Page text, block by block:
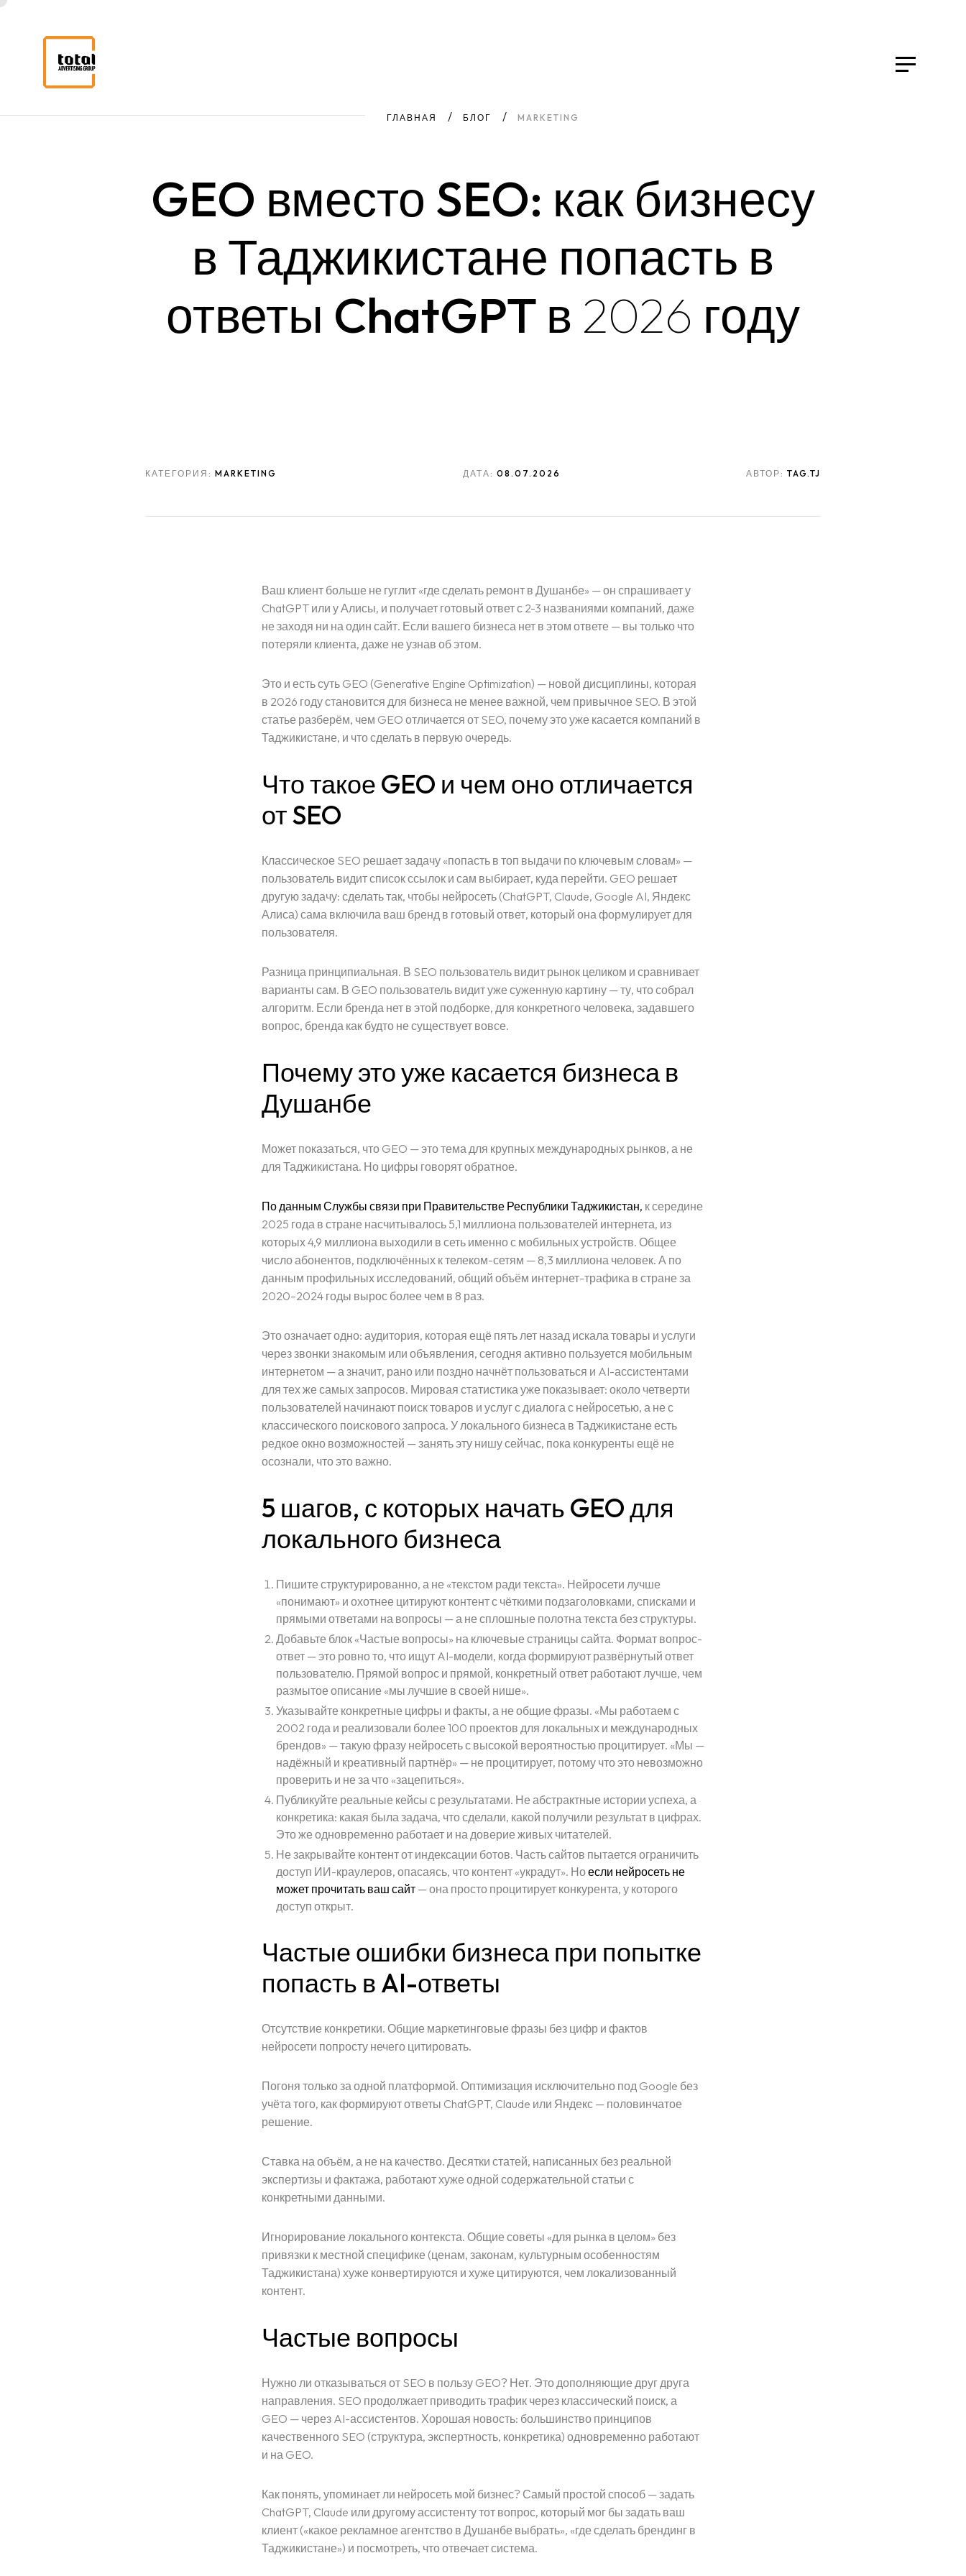
ГЛАВНАЯ БЛОГ MARKETING
GEO вместо SEO: как бизнесу
вТаджикистане попасть в
ответы ChatGPT в 2026 году
КАТЕГОРИЯ: MARKETING ДАТА: 08.07.2026 АВТОР: TAG.TJ
Ваш клиент больше не гуглит «где сделать ремонт в Душанбе» — он спрашивает у
ChatGPT или у Алисы, и получает готовый ответ с 2-3 названиями компаний, даже
не заходя ни на один сайт. Если вашего бизнеса нет в этом ответе — вы только что
потеряли клиента, даже не узнав об этом.
Это и есть суть GEO (Generative Engine Optimization) — новой дисциплины, которая
в 2026 году становится для бизнеса не менее важной, чем привычное SEO. В этой
статье разберём, чем GEO отличается от SEO, почему это уже касается компаний в
Таджикистане, и что сделать в первую очередь.
Что такое GEO и чем оно отличается
от SEO
Классическое SEO решает задачу «попасть в топ выдачи по ключевым словам» —
пользователь видит список ссылок и сам выбирает, куда перейти. GEO решает
другую задачу: сделать так, чтобы нейросеть (ChatGPT, Claude, Google AI, Яндекс
Алиса) сама включила ваш бренд в готовый ответ, который она формулирует для
пользователя.
Разница принципиальная. В SEO пользователь видит рынок целиком и сравнивает
варианты сам. В GEO пользователь видит уже суженную картину — ту, что собрал
алгоритм. Если бренда нет в этой подборке, для конкретного человека, задавшего
вопрос, бренда как будто не существует вовсе.
Почему это уже касается бизнеса в
Душанбе
Может показаться, что GEO — это тема для крупных международных рынков, а не
для Таджикистана. Но цифры говорят обратное.
По данным Службы связи при Правительстве Республики Таджикистан, к середине
2025 года в стране насчитывалось 5,1 миллиона пользователей интернета, из
которых 4,9 миллиона выходили в сеть именно с мобильных устройств. Общее
число абонентов, подключённых к телеком-сетям — 8,3 миллиона человек. А по
данным профильных исследований, общий объём интернет-трафика в стране за
2020–2024 годы вырос более чем в 8 раз.
Это означает одно: аудитория, которая ещё пять лет назад искала товары и услуги
через звонки знакомым или объявления, сегодня активно пользуется мобильным
интернетом — а значит, рано или поздно начнёт пользоваться и AI-ассистентами
для тех же самых запросов. Мировая статистика уже показывает: около четверти
пользователей начинают поиск товаров и услуг с диалога с нейросетью, а не с
классического поискового запроса. У локального бизнеса в Таджикистане есть
редкое окно возможностей — занять эту нишу сейчас, пока конкуренты ещё не
осознали, что это важно.
5 шагов, с которых начать GEO для
локального бизнеса
Пишите структурированно, а не «текстом ради текста». Нейросети лучше
«понимают» и охотнее цитируют контент с чёткими подзаголовками, списками и
прямыми ответами на вопросы — а не сплошные полотна текста без структуры.
Добавьте блок «Частые вопросы» на ключевые страницы сайта. Формат вопрос-
ответ — это ровно то, что ищут AI-модели, когда формируют развёрнутый ответ
пользователю. Прямой вопрос и прямой, конкретный ответ работают лучше, чем
размытое описание «мы лучшие в своей нише».
Указывайте конкретные цифры и факты, а не общие фразы. «Мы работаем с
2002 года и реализовали более 100 проектов для локальных и международных
брендов» — такую фразу нейросеть с высокой вероятностью процитирует. «Мы —
надёжный и креативный партнёр» — не процитирует, потому что это невозможно
проверить и не за что «зацепиться».
Публикуйте реальные кейсы с результатами. Не абстрактные истории успеха, а
конкретика: какая была задача, что сделали, какой получили результат в цифрах.
Это же одновременно работает и на доверие живых читателей.
Не закрывайте контент от индексации ботов. Часть сайтов пытается ограничить
доступ ИИ-краулеров, опасаясь, что контент «украдут». Ноесли нейросеть не
может прочитать ваш сайт— она просто процитирует конкурента, у которого
доступ открыт.
Частые ошибки бизнеса при попытке
попасть в AI-ответы
Отсутствие конкретики. Общие маркетинговые фразы без цифр и фактов
нейросети попросту нечего цитировать.
Погоня только за одной платформой. Оптимизация исключительно под Google без
учёта того, как формируют ответы ChatGPT, Claude или Яндекс — половинчатое
решение.
Ставка на объём, а не на качество. Десятки статей, написанных без реальной
экспертизы и фактажа, работают хуже одной содержательной статьи с
конкретными данными.
Игнорирование локального контекста. Общие советы «для рынка в целом» без
привязки к местной специфике (ценам, законам, культурным особенностям
Таджикистана) хуже конвертируются и хуже цитируются, чем локализованный
контент.
Частые вопросы
Нужно ли отказываться от SEO в пользу GEO? Нет. Это дополняющие друг друга
направления. SEO продолжает приводить трафик через классический поиск, а
GEO — через AI-ассистентов. Хорошая новость: большинство принципов
качественного SEO (структура, экспертность, конкретика) одновременно работают
и на GEO.
Как понять, упоминает ли нейросеть мой бизнес? Самый простой способ — задать
ChatGPT, Claude или другому ассистенту тот вопрос, который мог бы задать ваш
клиент («какое рекламное агентство в Душанбе выбрать», «где сделать брендинг в
Таджикистане») и посмотреть, что отвечает система.